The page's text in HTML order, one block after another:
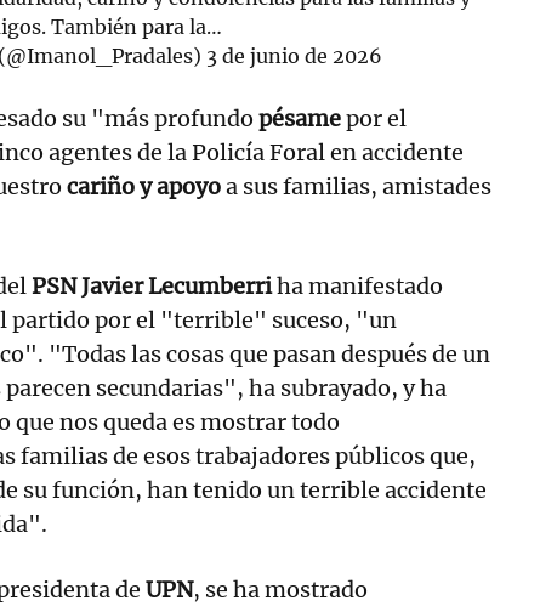
También para la…
3 de junio de 2026
su "más profundo pésamepor el
agentes de la Policía Foral en accidente
cariño y apoyoa sus familias, amistades
PSN Javier Lecumberriha manifestado
partido por el "terrible" suceso, "un
"Todas las cosas que pasan después de un
parecen secundarias", ha subrayado, y ha
que nos queda es mostrar todo
familias de esos trabajadores públicos que,
su función, han tenido un terrible accidente
de UPN, se ha mostrado